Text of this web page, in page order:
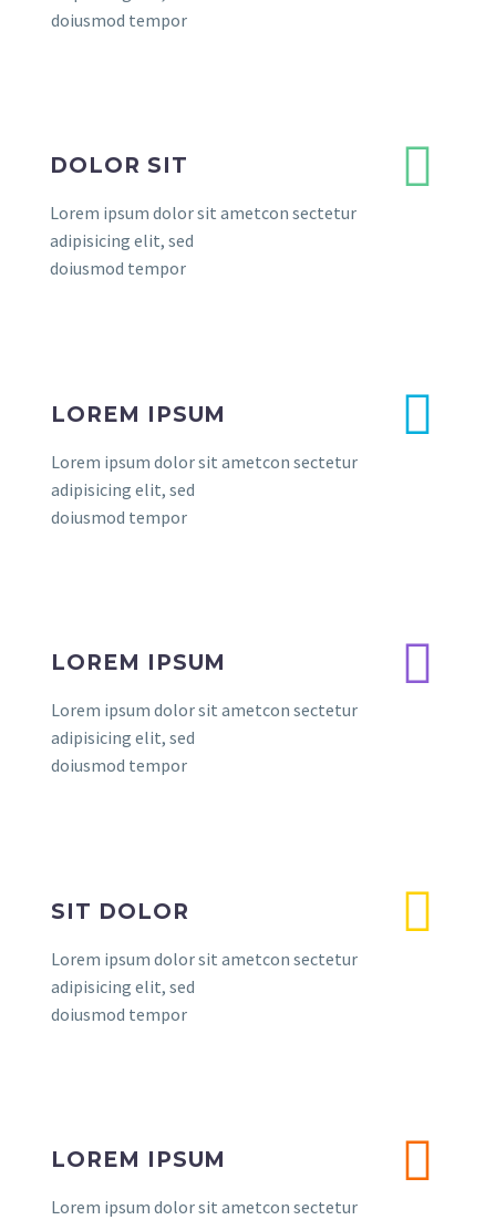
doiusmod tempor
DOLOR SIT
Lorem ipsum dolor sit ametcon sectetur
adipisicing elit, sed
doiusmod tempor
LOREM IPSUM
Lorem ipsum dolor sit ametcon sectetur
adipisicing elit, sed
doiusmod tempor
LOREM IPSUM
Lorem ipsum dolor sit ametcon sectetur
adipisicing elit, sed
doiusmod tempor
SIT DOLOR
Lorem ipsum dolor sit ametcon sectetur
adipisicing elit, sed
doiusmod tempor
LOREM IPSUM
Lorem ipsum dolor sit ametcon sectetur